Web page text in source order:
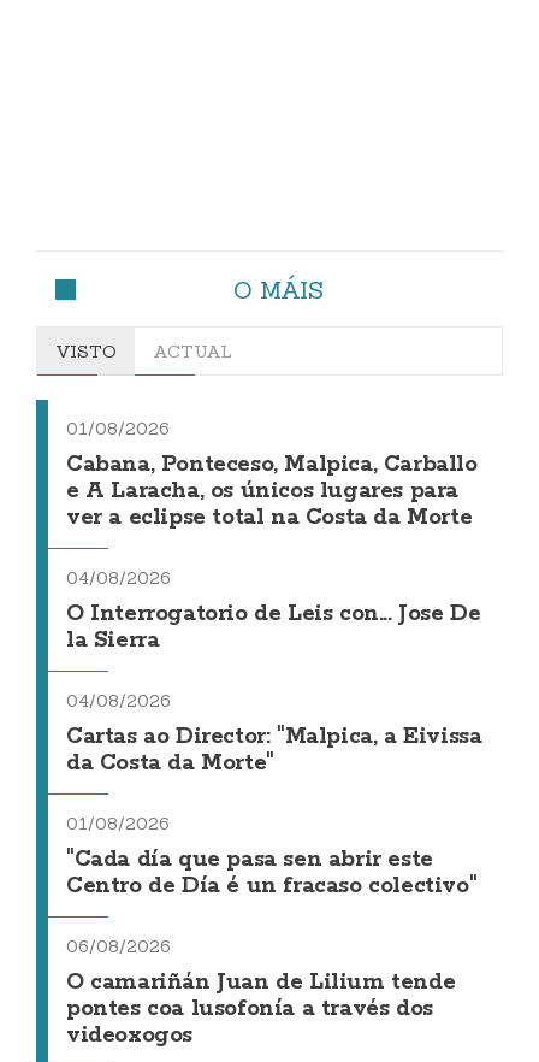
O MÁIS
VISTO ACTUAL
01/08/2026
Cabana, Ponteceso, Malpica, Carballo
e A Laracha, os únicos lugares para
ver a eclipse total na Costa da Morte
04/08/2026
O Interrogatorio de Leis con... Jose De
la Sierra
04/08/2026
Cartas ao Director: "Malpica, a Eivissa
da Costa da Morte"
01/08/2026
"Cada día que pasa sen abrir este
Centro de Día é un fracaso colectivo"
06/08/2026
O camariñán Juan de Lilium tende
pontes coa lusofonía a través dos
videoxogos